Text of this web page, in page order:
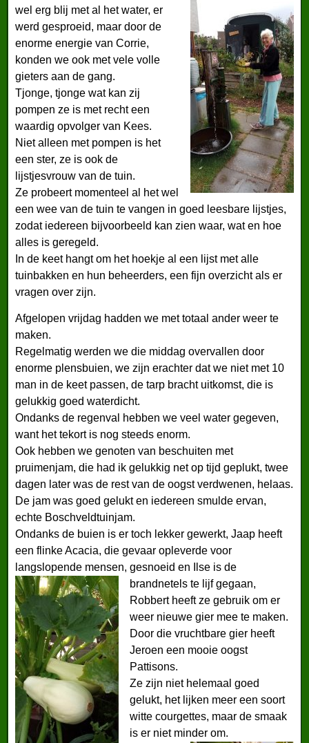
wel erg blij met al het water, er
werd gesproeid, maar door de
enorme energie van Corrie,
konden we ook met vele volle
gieters aan de gang.
Tjonge, tjonge wat kan zij
pompen ze is met recht een
waardig opvolger van Kees.
Niet alleen met pompen is het
een ster, ze is ook de
lijstjesvrouw van de tuin.
Ze probeert momenteel al het wel
een wee van de tuin te vangen in goed leesbare lijstjes,
zodat iedereen bijvoorbeeld kan zien waar, wat en hoe
alles is geregeld.
In de keet hangt om het hoekje al een lijst met alle
tuinbakken en hun beheerders, een fijn overzicht als er
vragen over zijn.
Afgelopen vrijdag hadden we met totaal ander weer te
maken.
Regelmatig werden we die middag overvallen door
enorme plensbuien, we zijn erachter dat we niet met 10
man in de keet passen, de tarp bracht uitkomst, die is
gelukkig goed waterdicht.
Ondanks de regenval hebben we veel water gegeven,
want het tekort is nog steeds enorm.
Ook hebben we genoten van beschuiten met
pruimenjam, die had ik gelukkig net op tijd geplukt, twee
dagen later was de rest van de oogst verdwenen, helaas.
De jam was goed gelukt en iedereen smulde ervan,
echte Boschveldtuinjam.
Ondanks de buien is er toch lekker gewerkt, Jaap heeft
een flinke Acacia, die gevaar opleverde voor
langslopende mensen, gesnoeid en Ilse is de
brandnetels te lijf gegaan,
Robbert heeft ze gebruik om er
weer nieuwe gier mee te maken.
Door die vruchtbare gier heeft
Jeroen een mooie oogst
Pattisons.
Ze zijn niet helemaal goed
gelukt, het lijken meer een soort
witte courgettes, maar de smaak
is er niet minder om.